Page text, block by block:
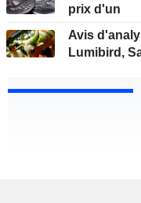
prix d'un
Avis
Lumibird,